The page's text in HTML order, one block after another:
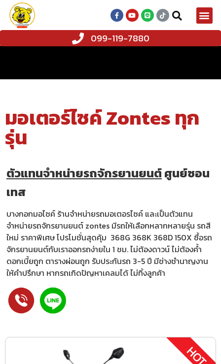
099-119-7880
มอเตอร์ไซค์ Zontes ทุก
รุ่น
ตัวแทนจำหน่ายรถจักรยานยนต์ศูนย์ซอน
เทส
บางกอกมอไซค์ ร้านจำหน่ายรถมอเตอรไซค์ และเป็นตัวแทน
จำหน่ายรถจักรยานยนต์ zontes มีรถให้เลือกหลากหลายรุ่น รถสี
ใหม่ ราคาพิเศษ โปรโมชั่นสุดคุ้ม 368G 368K 368D 150X ซื้อรถ
จักรยานยนต์กับเราออกรถง่ายใน 1 ชม. ไม่ต้องดาวน์ ไม่ต้องค้ำ
ดอกเบี้ยถูก ตารางผ่อนถูก รับประกันรถ 3-5 ปี มีช่างชำนาญงาน
ให้คำปรึกษา หากรถเกิดปัญหาเคลมได้ ไม่ทิ้งลูกค้า